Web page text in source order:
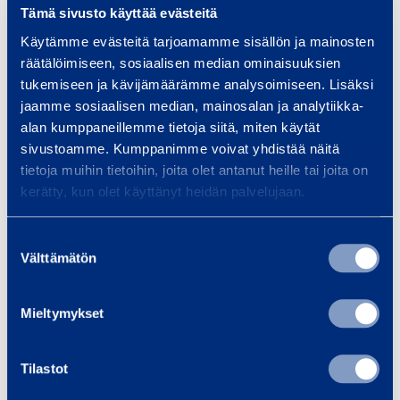
Tämä sivusto käyttää evästeitä
Käytämme evästeitä tarjoamamme sisällön ja mainosten
räätälöimiseen, sosiaalisen median ominaisuuksien
tukemiseen ja kävijämäärämme analysoimiseen. Lisäksi
jaamme sosiaalisen median, mainosalan ja analytiikka-
alan kumppaneillemme tietoja siitä, miten käytät
sivustoamme. Kumppanimme voivat yhdistää näitä
tietoja muihin tietoihin, joita olet antanut heille tai joita on
kerätty, kun olet käyttänyt heidän palvelujaan.
valinta
Välttämätön
Mieltymykset
Tilastot
G
P
-
L
i
n
k
3
4,48 €